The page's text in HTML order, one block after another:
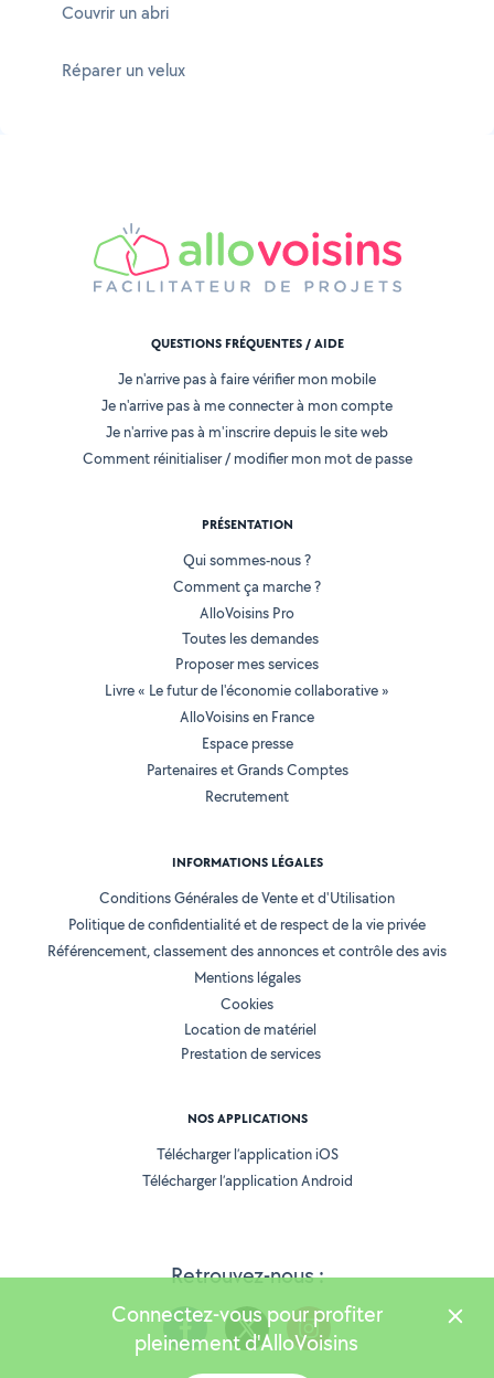
Couvrir un abri
Réparer un velux
Retrouvez-nous :
QUESTIONS FRÉQUENTES / AIDE
Je n'arrive pas à faire vérifier mon mobile
Je n'arrive pas à me connecter à mon compte
Je n'arrive pas à m'inscrire depuis le site web
Comment réinitialiser / modifier mon mot de passe
PRÉSENTATION
Qui sommes-nous ?
Comment ça marche ?
AlloVoisins Pro
Toutes les demandes
Proposer mes services
Livre « Le futur de l'économie collaborative »
AlloVoisins en France
Espace presse
Partenaires et Grands Comptes
Recrutement
INFORMATIONS LÉGALES
Conditions Générales de Vente et d'Utilisation
Politique de confidentialité et de respect de la vie privée
Référencement, classement des annonces et contrôle des avis
Mentions légales
Cookies
Location de matériel
Prestation de services
NOS APPLICATIONS
Télécharger l’application iOS
Télécharger l’application Android
Connectez-vous pour profiter
pleinement d'AlloVoisins